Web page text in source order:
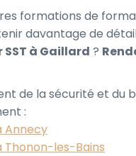
formations de
davantage de
à Gaillard ?
de la sécurité et du
:
Annecy
Thonon-les-Bains